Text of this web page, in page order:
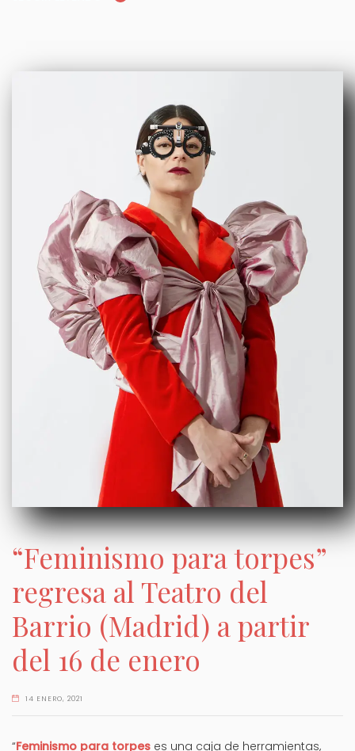
“Feminismo para torpes”
regresa al Teatro del
Barrio (Madrid) a partir
del 16 de enero
14 ENERO, 2021
“Feminismo para torpes es una caja de herramientas,